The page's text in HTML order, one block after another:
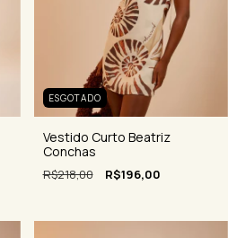
ESGOTADO
Vestido Curto Beatriz
Conchas
R$218,00 R$196,00